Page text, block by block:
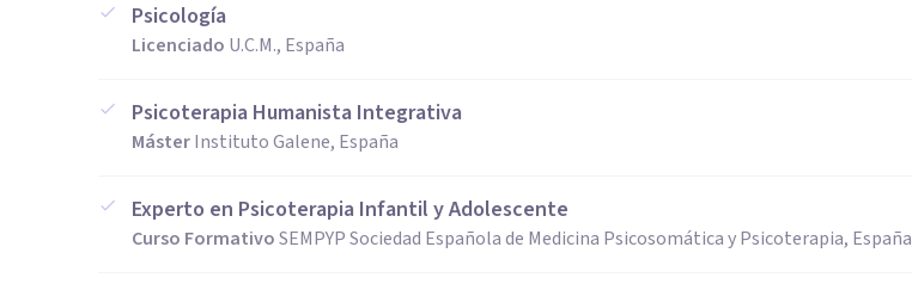
Psicología
Licenciado U.C.M., España
Psicoterapia Humanista Integrativa
MásterInstituto Galene, España
Experto en Psicoterapia Infantil y Adolescente
Curso FormativoSEMPYP Sociedad Española de Medicina Psicosomática y Psicoterapia, España